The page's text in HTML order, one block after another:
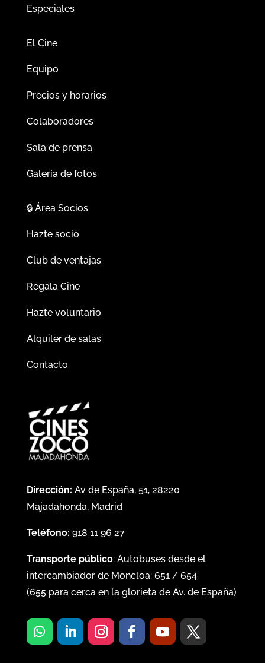
Especiales
El Cine
Equipo
Precios y horarios
Colaboradores
Sala de prensa
Galería de fotos
🔒Área Socios
Hazte socio
Club de ventajas
Regala Cine
Hazte voluntario
Alquiler de salas
Contacto
Dirección: Av de España, 51, 28220
Majadahonda, Madrid
Teléfono: 918 11 96 27
Transporte público: Autobuses desde el
intercambiador de Moncloa: 651/ 654.
(655para cerca en la glorieta de Av. de España)